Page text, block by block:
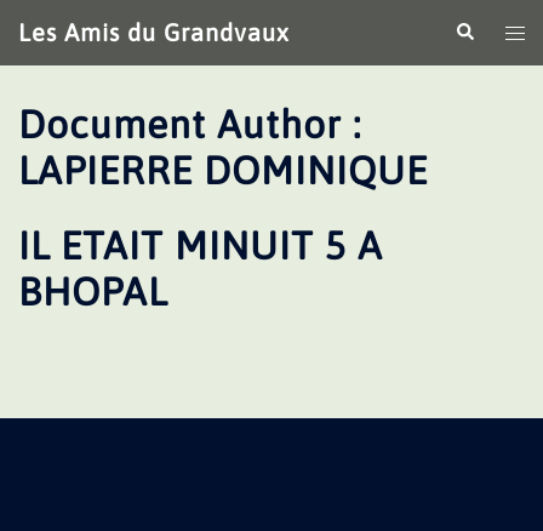
au
contenu
Les Amis du Grandvaux
le
Document Author :
LAPIERRE DOMINIQUE
IL ETAIT MINUIT 5 A
BHOPAL